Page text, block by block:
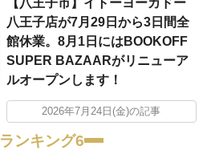
八王子店が7月29日から3日間全
館休業。8月1日にはBOOKOFF
SUPER BAZAARがリニューア
ルオープンします！
2026年7月24日(金)の記事
ランキング6